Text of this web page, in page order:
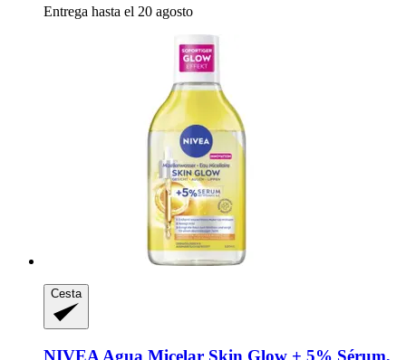
Entrega hasta el 20 agosto
Cesta
NIVEA Agua Micelar Skin Glow + 5% Sérum,